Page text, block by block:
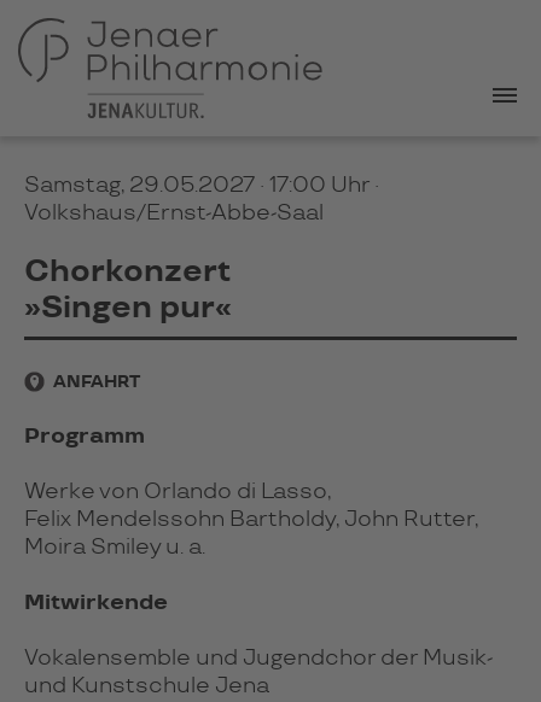
Samstag, 29.05.2027 · 17:00 Uhr ·
Volkshaus/Ernst-Abbe-Saal
Chorkonzert
»Singen pur«
ANFAHRT
Programm
Werke von Orlando di Lasso,
Felix Mendelssohn Bartholdy, John Rutter,
Moira Smiley u. a.
Mitwirkende
Vokalensemble und Jugendchor der Musik-
und Kunstschule Jena